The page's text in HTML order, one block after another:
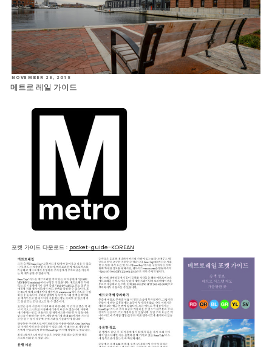
POSTED
ON
NOVEMBER 26, 2018
메트로 레일 가이드
포켓 가이드 다운로드 : pocket-guide-KOREAN